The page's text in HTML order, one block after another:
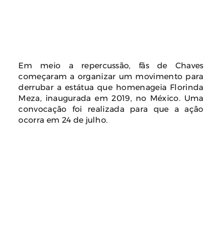
Em meio a repercussão, fãs de Chaves
começaram a organizar um movimento para
derrubar a estátua que homenageia Florinda
Meza, inaugurada em 2019, no México. Uma
convocação foi realizada para que a ação
ocorra em 24 de julho.